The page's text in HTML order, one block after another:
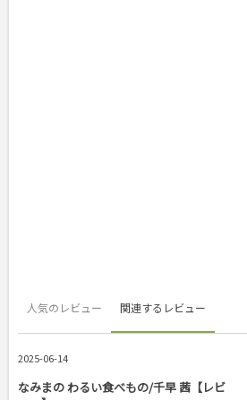
人気のレビュー 関連するレビュー
2025-06-14
なみまの わるい食べもの/千早 茜【レビ